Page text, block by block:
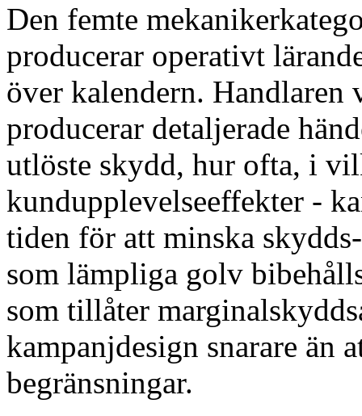
Den femte
producerar operativt
över kalendern. Handlaren
producerar detaljerade
utlöste skydd, hur ofta, i
kundupplevelseeffekter -
tiden för att minska
som lämpliga golv
som tillåter
kampanjdesign snarare än
begränsningar.